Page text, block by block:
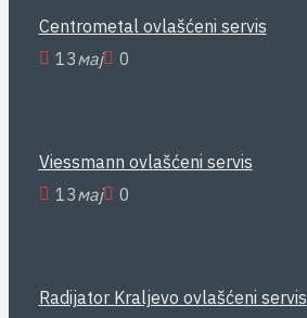
Centrometal ovlašćeni servis
13мај 0
Viessmann ovlašćeni servis
13мај 0
Radijator Kraljevo ovlašćeni servis